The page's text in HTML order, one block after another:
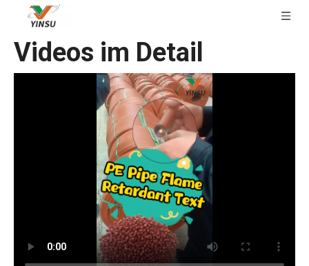
Videos im Detail